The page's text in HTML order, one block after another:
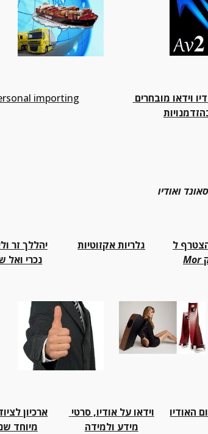
importing
ואודיו
נכרי ואל
גלריות אקזוטיות
Mor
מיוחד
מידע ולמידה
האודיו